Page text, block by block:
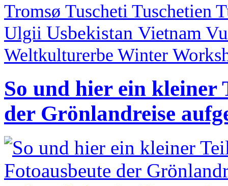
Tromsø Tuscheti Tuschetien
Ulgii Usbekistan Vietnam
Weltkulturerbe Winter
So und hier ein kleiner
der Grönlandreise